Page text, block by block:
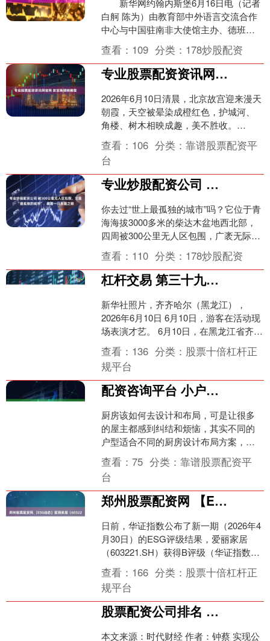
新华网约翰内斯堡6月16日电（记者
白舸 陈为）由教育部中外语言交流合作
中心与中国驻南非大使馆主办、德班理
工大学孔子学院承办的第19届“汉语桥”世
界中学生中文....
查看： 109 分类： 178炒股配资
专业股票配资资讯网官网 故宫角楼映朝霞
2026年6月10日清晨，北京故宫迎来漫天
朝霞，天空被晕染成橙红色，护城河、
角楼、树木相映成趣，美不胜收。
↑2026年6月10日在北京故宫角楼拍摄的
朝霞。CI....
查看： 106 分类：靠谱股票配资平
台
专业炒股配资公司 被300公里无人区包围，它是“最孤独的城市”，藏着一只恶魔之眼
你去过“世上最孤独的城市”吗？它位于青
海海拔3000多米的柴达木盆地西北部，
四周被300公里无人区包围，广袤无际的
戈壁滩和沙漠令它看起来孤单伶仃，它
就是茫崖市。....
查看： 110 分类： 178炒股配资
杠杆交易 第三十九届库木勒节启幕(7)
新华社照片，齐齐哈尔（黑龙江），
2026年6月10日 6月10日，游客在活动现
场表演才艺。 6月10日，在黑龙江省齐齐
哈尔市哈拉新村塞肯塔拉草原，梅里斯
达斡尔族....
查看： 136 分类： 股票十倍杠杆正
规平台
配资咨询平台 小户型厨房这样布局，从此告别空间不够用！
厨房该如何去设计和布局，可是让很多
的屋主都感到纠结和烦恼，其实不同的
户型适合不同的厨房设计布局方案，今
天就来分享一些适合小户型的厨房布局
设计方案给大家配资咨询平....
查看：75 分类：靠谱股票配资平
台
郑州股票配资网 【ESG动态】爱丽家居（603221.SH）获华证指数ESG最新评级B，行业排名第18
日前，华证指数公布了新一期（2026年4
月30日）的ESG评级结果，爱丽家居
（603221.SH）获得B评级（华证指数评
级为C起至AAA九档，C为最低档，
AAA....
查看： 166 分类： 股票十倍杠杆正
规平台
股票配资公司排名 金地集团轻装上路：债务压降与多元协同，开启发展新阶段
本文来源：时代财经 作者：钟蔡 实现公